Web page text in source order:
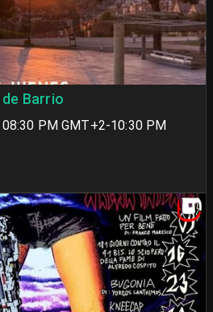
Barrio
08:30 PM GMT+2-10:30 PM